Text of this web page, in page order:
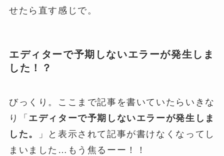
せたら直す感じで。
エディターで予期しないエラーが発生しま
した！？
びっくり。ここまで記事を書いていたらいきな
り「 エディターで予期しないエラーが発生しま
した。
」と表示されて記事が書けなくなってし
まいました…もう焦るーー！！